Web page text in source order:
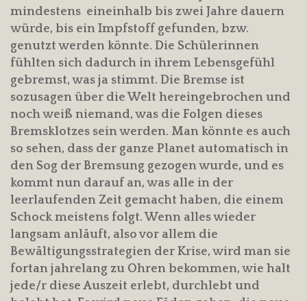
mindestens eineinhalb bis zwei Jahre dauern
würde, bis ein Impfstoff gefunden, bzw.
genutzt werden könnte. Die Schülerinnen
fühlten sich dadurch in ihrem Lebensgefühl
gebremst, was ja stimmt. Die Bremse ist
sozusagen über die Welt hereingebrochen und
noch weiß niemand, was die Folgen dieses
Bremsklotzes sein werden. Man könnte es auch
so sehen, dass der ganze Planet automatisch in
den Sog der Bremsung gezogen wurde, und es
kommt nun darauf an, was alle in der
leerlaufenden Zeit gemacht haben, die einem
Schock meistens folgt. Wenn alles wieder
langsam anläuft, also vor allem die
Bewältigungsstrategien der Krise, wird man sie
fortan jahrelang zu Ohren bekommen, wie halt
jede/r diese Auszeit erlebt, durchlebt und